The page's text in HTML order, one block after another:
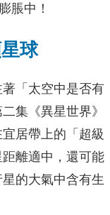
脹中！
球
「太空中是否有
集《異星世界》
居帶上的「超級
離適中，還可能
的大氣中含有生